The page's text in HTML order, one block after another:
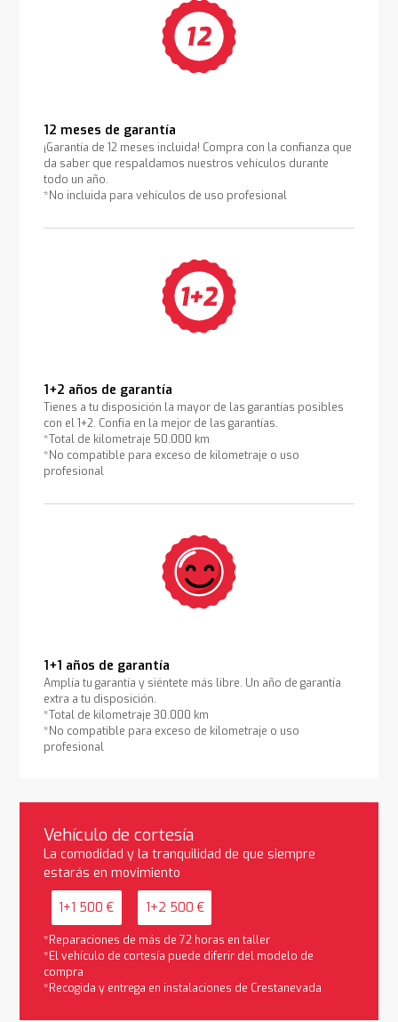
12 meses de garantía
¡Garantía de 12 meses incluida! Compra con la confianza que
da saber que respaldamos nuestros vehículos durante
todo un año.
*No incluida para vehículos de uso profesional
1+2 años de garantía
Tienes a tu disposición la mayor de las garantías posibles
con el 1+2. Confía en la mejor de las garantías.
*Total de kilometraje 50.000 km
*No compatible para exceso de kilometraje o uso
profesional
1+1 años de garantía
Amplía tu garantía y siéntete más libre. Un año de garantía
extra a tu disposición.
*Total de kilometraje 30.000 km
*No compatible para exceso de kilometraje o uso
profesional
Vehículo de cortesía
La comodidad y la tranquilidad de que siempre
estarás en movimiento
1+1 500 € 1+2 500 €
*Reparaciones de más de 72 horas en taller
*El vehículo de cortesía puede diferir del modelo de
compra
*Recogida y entrega en instalaciones de Crestanevada